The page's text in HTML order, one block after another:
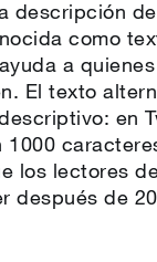
descripción
como
a
El texto
en
1000
los lectores
después de